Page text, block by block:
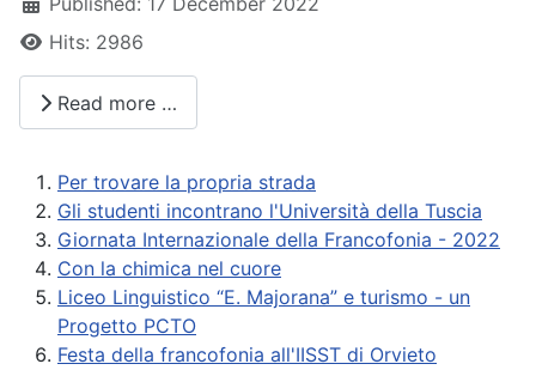
Hits: 2986
Read more …
Per trovare la propria strada
Gli studenti incontrano l'Università della Tuscia
Giornata Internazionale della Francofonia - 2022
Con la chimica nel cuore
Liceo Linguistico “E. Majorana” e turismo - un
Progetto PCTO
Festa della francofonia all'IISST di Orvieto